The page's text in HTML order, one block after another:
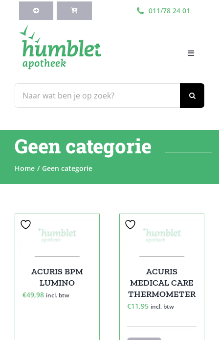
inhoud
011/78 24 01
naar:
Toggle
Webshop
Blog
Geen categorie
Home Geen categorie
ACURIS BPM
LUMINO
€49,98 incl. btw
ACURIS
MEDICAL CARE
THERMOMETER
€11,95 incl. btw